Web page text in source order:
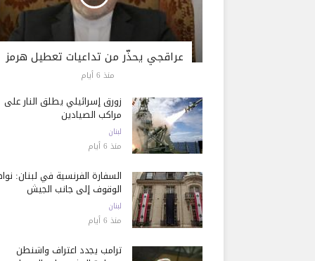
عراقجي يحذّر من تداعيات تعطيل هرمز
منذ 6 أيام
زورق إسرائيلي يطلق النار على
مراكب الصيادين
لبنان
منذ 6 أيام
السفارة الفرنسية في لبنان:
الوقوف إلى جانب الجيش
لبنان
منذ 6 أيام
ترامب يجدد اعتراف واشنطن